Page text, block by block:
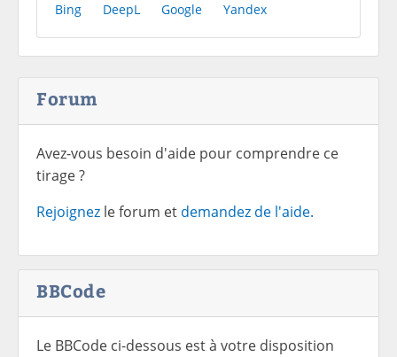
Bing DeepL Google Yandex
Forum
Avez-vous besoin d'aide pour comprendre ce
tirage ?
Rejoignez le forum et demandez de l'aide.
BBCode
Le BBCode ci-dessous est à votre disposition